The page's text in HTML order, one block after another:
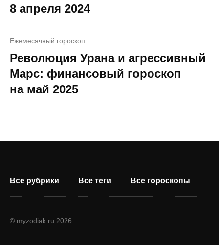
8 апреля 2024
Ежемесячный гороскоп
Революция Урана и агрессивный
Марс: финансовый гороскоп
на май 2025
Все рубрики Все теги Все гороскопы
© myzodiak.ru 2026